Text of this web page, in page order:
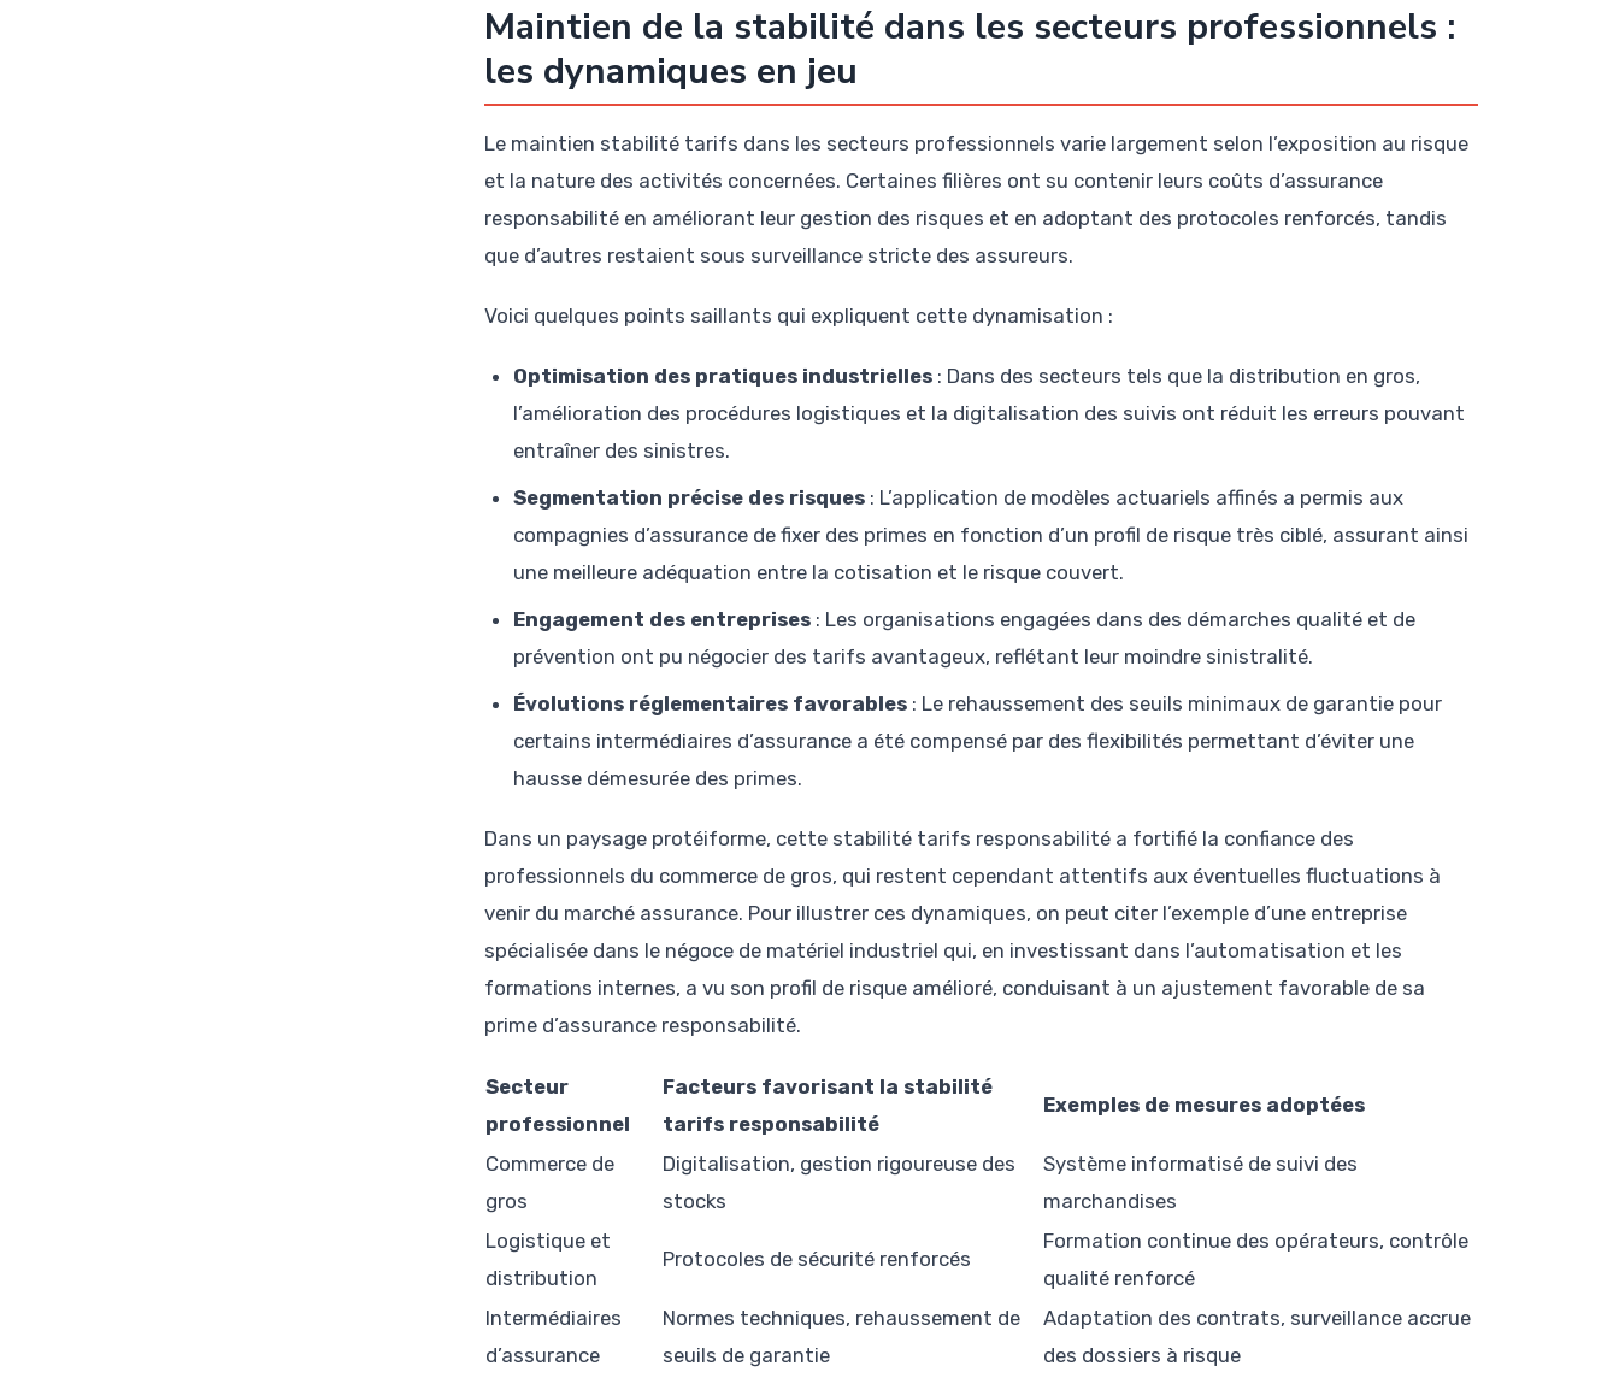
Maintien de la stabilité dans les secteurs professionnels :
les dynamiques en jeu
Le maintien stabilité tarifs dans les secteurs professionnels varie largement selon l’exposition au risque
et la nature des activités concernées. Certaines filières ont su contenir leurs coûts d’assurance
responsabilité en améliorant leur gestion des risques et en adoptant des protocoles renforcés, tandis
que d’autres restaient sous surveillance stricte des assureurs.
Voici quelques points saillants qui expliquent cette dynamisation :
Optimisation des pratiques industrielles : Dans des secteurs tels que la distribution en gros,
l’amélioration des procédures logistiques et la digitalisation des suivis ont réduit les erreurs pouvant
entraîner des sinistres.
Segmentation précise des risques : L’application de modèles actuariels affinés a permis aux
compagnies d’assurance de fixer des primes en fonction d’un profil de risque très ciblé, assurant ainsi
une meilleure adéquation entre la cotisation et le risque couvert.
Engagement des entreprises : Les organisations engagées dans des démarches qualité et de
prévention ont pu négocier des tarifs avantageux, reflétant leur moindre sinistralité.
Évolutions réglementaires favorables : Le rehaussement des seuils minimaux de garantie pour
certains intermédiaires d’assurance a été compensé par des flexibilités permettant d’éviter une
hausse démesurée des primes.
Dans un paysage protéiforme, cette stabilité tarifs responsabilité a fortifié la confiance des
professionnels du commerce de gros, qui restent cependant attentifs aux éventuelles fluctuations à
venir du marché assurance. Pour illustrer ces dynamiques, on peut citer l’exemple d’une entreprise
spécialisée dans le négoce de matériel industriel qui, en investissant dans l’automatisation et les
formations internes, a vu son profil de risque amélioré, conduisant à un ajustement favorable de sa
prime d’assurance responsabilité.
Secteur
professionnel
Facteurs favorisant la stabilité
tarifs responsabilité
Exemples de mesures adoptées
Commerce de
gros
Digitalisation, gestion rigoureuse des
stocks
Système informatisé de suivi des
marchandises
Logistique et
distribution
Protocoles de sécurité renforcés
Formation continue des opérateurs, contrôle
qualité renforcé
Intermédiaires
d’assurance
Normes techniques, rehaussement de
seuils de garantie
Adaptation des contrats, surveillance accrue
des dossiers à risque